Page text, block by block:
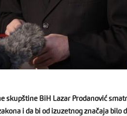
skupštine BiH Lazar Prodanović
i da bi od izuzetnog značaja bilo